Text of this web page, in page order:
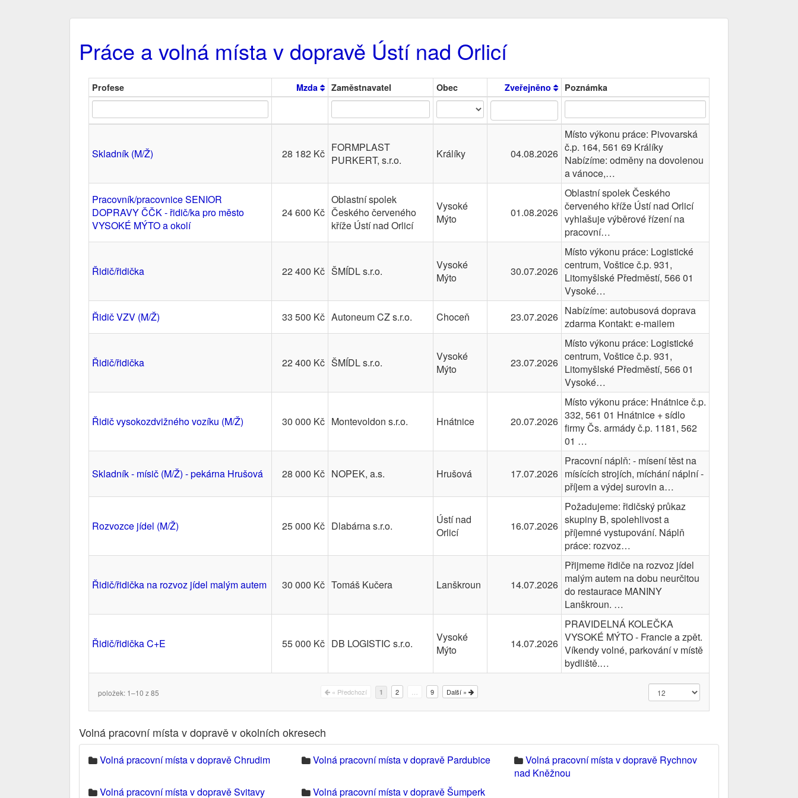
Práce a volná místa v dopravě Ústí nad Orlicí
Profese Mzda Zaměstnavatel Obec Zveřejněno Poznámka
Skladník (M/Ž) 28 182 Kč FORMPLAST
PURKERT, s.r.o.
Králíky 04.08.2026
Místo výkonu práce: Pivovarská
č.p. 164, 561 69 Králíky
Nabízíme: odměny na dovolenou
a vánoce,…
Pracovník/pracovnice SENIOR
DOPRAVY ČČK - řidič/ka pro město
VYSOKÉ MÝTO a okolí
24 600 Kč
Oblastní spolek
Českého červeného
kříže Ústí nad Orlicí
Vysoké
Mýto
01.08.2026
Oblastní spolek Českého
červeného kříže Ústí nad Orlicí
vyhlašuje výběrové řízení na
pracovní…
Řidič/řidička 22 400 Kč ŠMÍDL s.r.o.
Vysoké
Mýto
30.07.2026
Místo výkonu práce: Logistické
centrum, Voštice č.p. 931,
Litomyšlské Předměstí, 566 01
Vysoké…
Řidič VZV (M/Ž)
33 500 Kč Autoneum CZ s.r.o. Choceň 23.07.2026 Nabízíme: autobusová doprava
zdarma Kontakt: e-mailem
Řidič/řidička 22 400 Kč ŠMÍDL s.r.o.
Vysoké
Mýto
23.07.2026
Místo výkonu práce: Logistické
centrum, Voštice č.p. 931,
Litomyšlské Předměstí, 566 01
Vysoké…
Řidič vysokozdvižného vozíku (M/Ž) 30 000 Kč Montevoldon s.r.o. Hnátnice 20.07.2026
Místo výkonu práce: Hnátnice č.p.
332, 561 01 Hnátnice + sídlo
firmy Čs. armády č.p. 1181, 562
01 …
Skladník - mísič (M/Ž) - pekárna Hrušová 28 000 Kč NOPEK, a.s. Hrušová 17.07.2026
Pracovní náplň: - mísení těst na
mísících strojích, míchání náplní -
příjem a výdej surovin a…
Rozvozce jídel (M/Ž) 25 000 Kč Dlabárna s.r.o.
Ústí nad
Orlicí
16.07.2026
Požadujeme: řidičský průkaz
skupiny B, spolehlivost a
příjemné vystupování. Náplň
práce: rozvoz…
Řidič/řidička na rozvoz jídel malým autem 30 000 Kč Tomáš Kučera Lanškroun 14.07.2026
Přijmeme řidiče na rozvoz jídel
malým autem na dobu neurčitou
do restaurace MANINY
Lanškroun. …
Řidič/řidička C+E 55 000 Kč DB LOGISTIC s.r.o.
Vysoké
Mýto
14.07.2026
PRAVIDELNÁ KOLEČKA
VYSOKÉ MÝTO - Francie a zpět.
Víkendy volné, parkování v místě
bydliště.…
položek: 1–10 z 85 « Předchozí 1 2 9 Další »
Volná pracovní místa v dopravě v okolních okresech
Volná pracovní místa v dopravě Chrudim Volná pracovní místa v dopravě Pardubice
Volná pracovní místa v dopravě Rychnov
nad Kněžnou
Volná pracovní místa v dopravě Svitavy
Volná pracovní místa v dopravě Šumperk